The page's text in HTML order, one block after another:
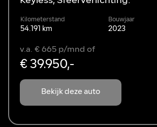
Kilometerstand
54.191 km
Bouwjaar
2023
Bekijk deze auto
v.a. € 665 p/mnd of
€ 39.950,-